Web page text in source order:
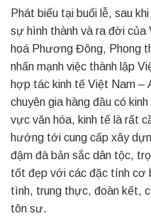
Phát biểu tại buổi lễ, sau
sự hình thành và ra đời
hoá Phương Đông, Phong
nhấn mạnh việc thành lập
hợp tác kinh tế Việt Nam –
chuyên gia hàng đầu có
vực văn hóa, kinh tế là rất
hướng tới cung cấp xây
đậm đà bản sắc dân tộc,
tốt đẹp với các đặc tính cơ
tình, trung thực, đoàn kết,
tôn sư.